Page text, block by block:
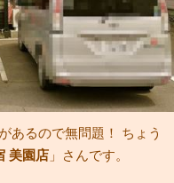
あるので無問題！ ちょう
美園店 」さんです。